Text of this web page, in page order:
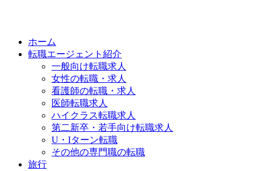
ホーム
転職エージェント紹介
一般向け転職求人
女性の転職・求人
看護師の転職・求人
医師転職求人
ハイクラス転職求人
第二新卒・若手向け転職求人
U・Iターン転職
その他の専門職の転職
旅行